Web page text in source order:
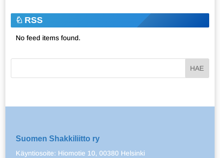
RSS
No feed items found.
Suomen Shakkiliitto ry
Käyntiosoite: Hiomotie 10, 00380 Helsinki